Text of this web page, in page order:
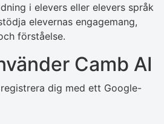
i elevers eller elevers språk
elevernas engagemang,
förståelse.
Camb AI
dig med ett Google-